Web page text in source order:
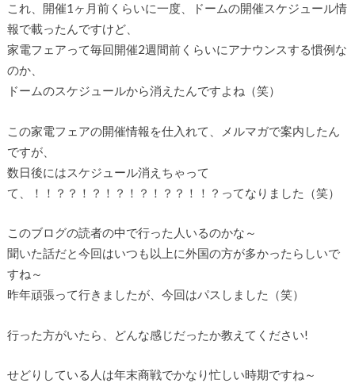
これ、開催1ヶ月前くらいに一度、ドームの開催スケジュール情
報で載ったんですけど、
家電フェアって毎回開催2週間前くらいにアナウンスする慣例な
のか、
ドームのスケジュールから消えたんですよね（笑）
この家電フェアの開催情報を仕入れて、メルマガで案内したん
ですが、
数日後にはスケジュール消えちゃって
て、！！？？！？！？！？！？？！！？ってなりました（笑）
このブログの読者の中で行った人いるのかな～
聞いた話だと今回はいつも以上に外国の方が多かったらしいで
すね～
昨年頑張って行きましたが、今回はパスしました（笑）
行った方がいたら、どんな感じだったか教えてください!
せどりしている人は年末商戦でかなり忙しい時期ですね～